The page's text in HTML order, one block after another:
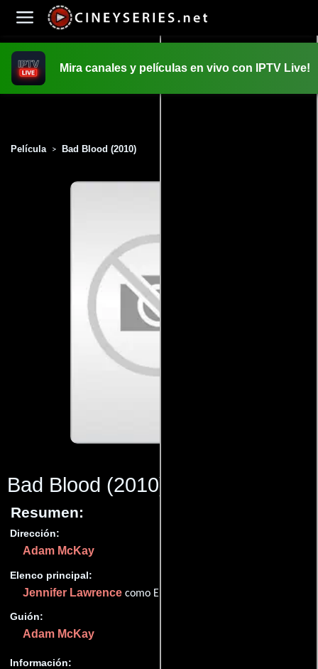
Mira canales y películas en vivo con IPTV Live!
Película > Bad Blood (2010)
Bad Blood (2010)
Resumen:
Dirección:
Adam McKay
Elenco principal:
Jennifer Lawrence como Elizabeth Holmes
Guión:
Adam McKay
Información: